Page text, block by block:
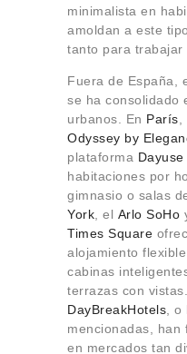
minimalista en
amoldan a este
tanto para trabajar
Fuera de España,
se ha consolidado
urbanos. En París
Odyssey by
plataforma Dayuse
habitaciones por
gimnasio o salas
York , el Arlo SoHo
Times Square
alojamiento
cabinas
terrazas con
DayBreakHotels ,
mencionadas, han
en mercados tan